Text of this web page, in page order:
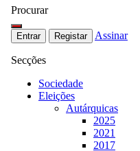
Procurar
Entrar Registar Assinar
Secções
Sociedade
Eleições
Autárquicas
2025
2021
2017